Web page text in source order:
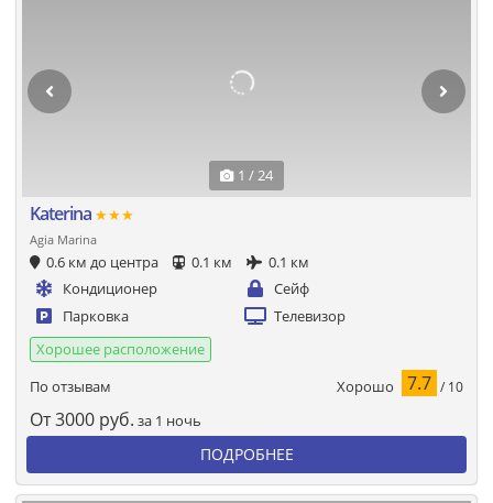
1 / 24
Katerina ★★★
Agia Marina
0.6 км до центра 0.1 км
0.1 км
Кондиционер
Сейф
Парковка
Телевизор
Хорошее расположение
По отзывам
Хорошо 7.7 / 10
От3000 руб. за 1 ночь
ПОДРОБНЕЕ